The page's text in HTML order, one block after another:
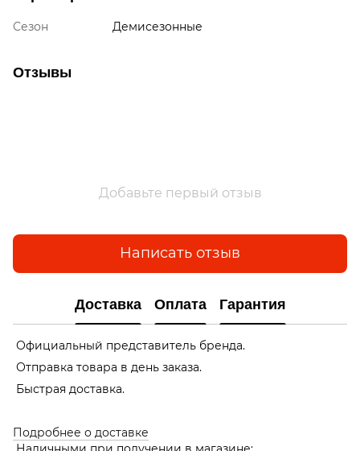
Сезон Демисезонные
Отзывы
Добавьте первый отзыв
Написать отзыв
Доставка Оплата Гарантия
Официальный представитель бренда.
Отправка товара в день заказа.
Быстрая доставка.
Подробнее о доставке